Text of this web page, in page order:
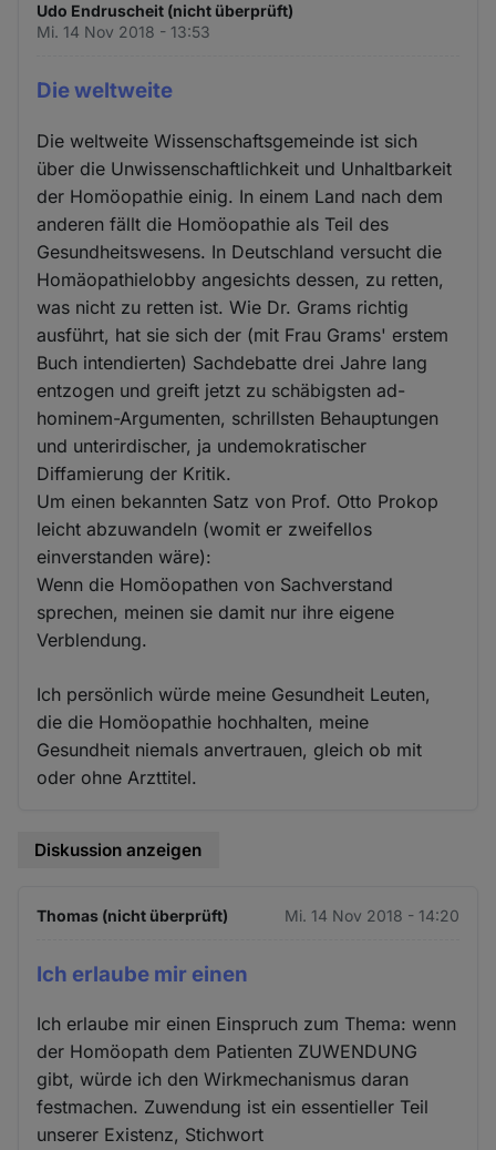
Udo Endruscheit (nicht überprüft)
Mi. 14 Nov 2018 - 13:53
Die weltweite
Die weltweite Wissenschaftsgemeinde ist sich
über die Unwissenschaftlichkeit und Unhaltbarkeit
der Homöopathie einig. In einem Land nach dem
anderen fällt die Homöopathie als Teil des
Gesundheitswesens. In Deutschland versucht die
Homäopathielobby angesichts dessen, zu retten,
was nicht zu retten ist. Wie Dr. Grams richtig
ausführt, hat sie sich der (mit Frau Grams' erstem
Buch intendierten) Sachdebatte drei Jahre lang
entzogen und greift jetzt zu schäbigsten ad-
hominem-Argumenten, schrillsten Behauptungen
und unterirdischer, ja undemokratischer
Diffamierung der Kritik.
Um einen bekannten Satz von Prof. Otto Prokop
leicht abzuwandeln (womit er zweifellos
einverstanden wäre):
Wenn die Homöopathen von Sachverstand
sprechen, meinen sie damit nur ihre eigene
Verblendung.
Ich persönlich würde meine Gesundheit Leuten,
die die Homöopathie hochhalten, meine
Gesundheit niemals anvertrauen, gleich ob mit
oder ohne Arzttitel.
Diskussion anzeigen
Thomas (nicht überprüft) Mi. 14 Nov 2018 - 14:20
Ich erlaube mir einen
Ich erlaube mir einen Einspruch zum Thema: wenn
der Homöopath dem Patienten ZUWENDUNG
gibt, würde ich den Wirkmechanismus daran
festmachen. Zuwendung ist ein essentieller Teil
unserer Existenz, Stichwort